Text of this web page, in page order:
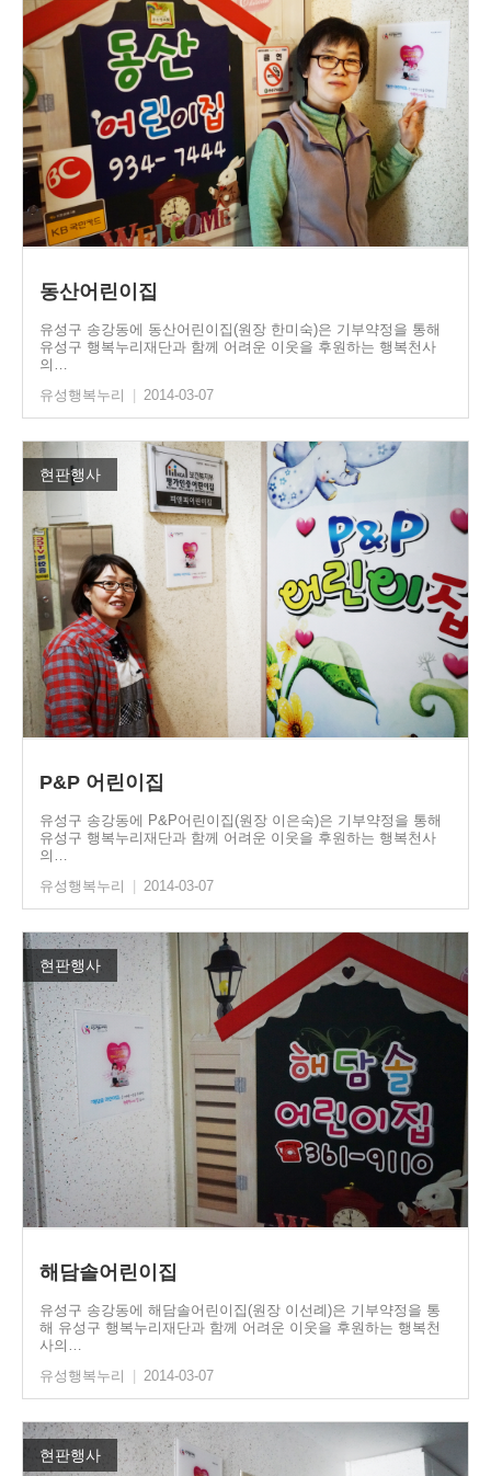
동산어린이집
유성구 송강동에 동산어린이집(원장 한미숙)은 기부약정을 통해
유성구 행복누리재단과 함께 어려운 이웃을 후원하는 행복천사
의…
유성행복누리
| 2014-03-07
현판행사
P&P 어린이집
유성구 송강동에 P&P어린이집(원장 이은숙)은 기부약정을 통해
유성구 행복누리재단과 함께 어려운 이웃을 후원하는 행복천사
의…
유성행복누리
| 2014-03-07
현판행사
해담솔어린이집
유성구 송강동에 해담솔어린이집(원장 이선례)은 기부약정을 통
해 유성구 행복누리재단과 함께 어려운 이웃을 후원하는 행복천
사의…
유성행복누리
2014-03-07
현판행사